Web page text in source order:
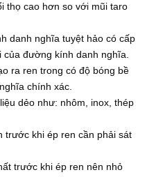
thọ cao hơn so với mũi taro
danh nghĩa tuyệt hảo có cấp
đường kính danh nghĩa.
ra ren trong có độ bóng bề
chính xác.
dẻo như: nhôm, inox, thép
trước khi ép ren cần phải sát
trước khi ép ren nên nhỏ